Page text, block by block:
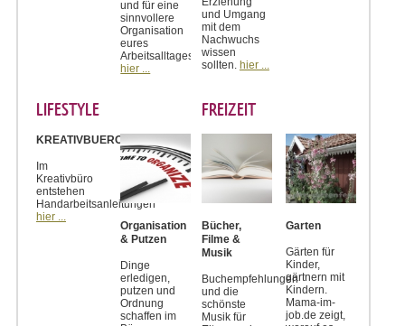
und für eine
sinnvollere
Organisation
eures
Arbeitsalltages.
hier ...
und Umgang
mit dem
Nachwuchs
wissen
sollten. hier ...
LIFESTYLE
KREATIVBUERO
Im
Kreativbüro
entstehen
Handarbeitsanleitungen
hier ...
Organisation
& Putzen
Dinge
erledigen,
putzen und
Ordnung
schaffen im
FREIZEIT
Bücher,
Filme &
Musik
Buchempfehlungen
und die
schönste
Musik für
Garten
Gärten für
Kinder,
gärtnern mit
Kindern.
Mama-im-
job.de zeigt,